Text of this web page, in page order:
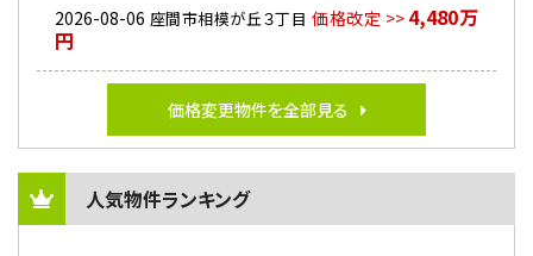
2026-08-06 座間市相模が丘３丁目 価格改定 >> 4,480万
円
価格変更物件を全部見る
人気物件ランキング